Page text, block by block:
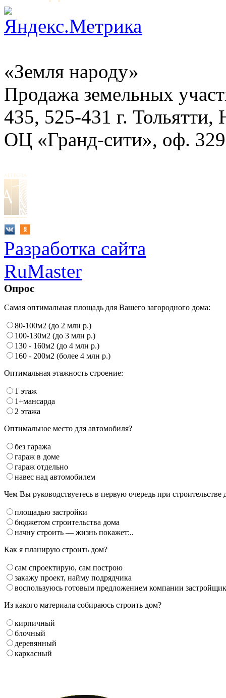
«Земля народу»
Продажа земельных
435, 525-431 г.
ОЦ «Гранд-сити», оф.
Разработка сайта
RuMaster
Опрос
Самая оптимальная площадь для Вашего загородного дома:
80-100м2 (до 2 млн р.)
100-130м2 (до 3 млн р.)
130 - 160м2 (до 4 млн р.)
160 - 200м2 (более 4 млн р.)
Оптимальная этажность строение:
1 этаж
1+мансарда
2 этажа
Оптимальное место для автомобиля?
без гаража
гараж в доме
гараж отдельно
навес над автомобилем
Чем Вы руководствуетесь в первую очередь при строительстве
площадью застройки
бюджетом строительства дома
начну строить — жизнь покажет:..
Как я планирую строить дом?
сам спроектирую, сам построю
закажу проект, найму подрядчика
воспользуюсь готовым предложением компании
Из какого материала собираюсь строить дом?
кирпичный
блочный
деревянный
каркасный